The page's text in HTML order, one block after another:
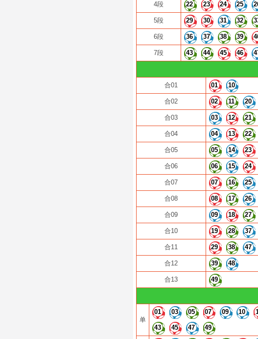
4段 22 23 24 25
5段 29 30 31 32
6段 36 37 38 39
7段 43 44 45 46
合01 01 10
合02 02 11 20
合03 03 12 21
合04 04 13 22
合05 05 14 23
合06 06 15 24
合07 07 16 25
合08 08 17 26
合09 09 18 27
合10 19 28 37
合11 29 38 47
合12 39 48
合13 49
单
01 03 05 07 09 10
43 45 47 49